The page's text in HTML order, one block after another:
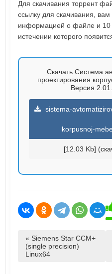
Для скачивания торрент
ссылку для скачивания, вам
информацией о файле и
истечении которого
Скачать Система
проектирования
Версия
sistema-
korpusnoj-
[12.03 Kb]
« Siemens Star CCM+
(single precision)
Linux64